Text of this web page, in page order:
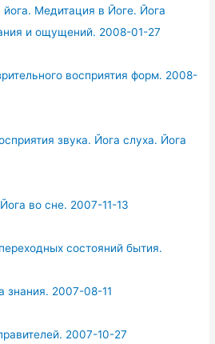
Медитация в Йоге. Йога
и ощущений. 2008-01-27
восприятия форм. 2008-
звука. Йога слуха. Йога
во сне. 2007-11-13
состояний бытия.
знания. 2007-08-11
2007-10-27